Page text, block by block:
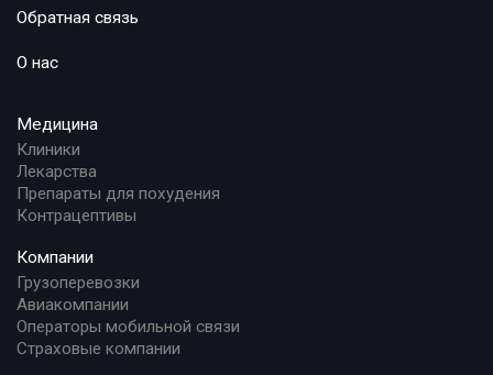
Обратная связь
О нас
Медицина
Клиники
Лекарства
Препараты для похудения
Контрацептивы
Компании
Грузоперевозки
Авиакомпании
Операторы мобильной связи
Страховые компании